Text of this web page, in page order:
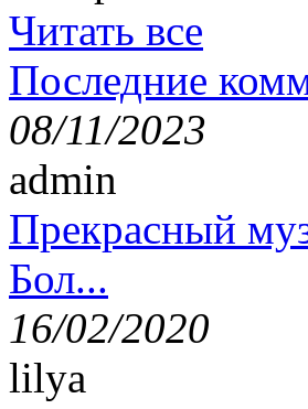
Читать все
Последние
08/11/2023
admin
Прекрасный
Бол...
16/02/2020
lilya